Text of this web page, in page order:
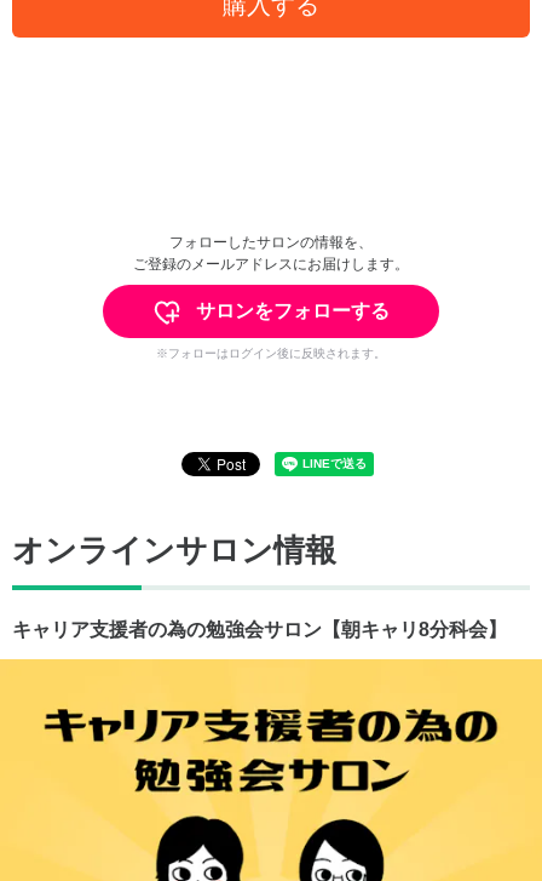
フォローしたサロンの情報を、
ご登録のメールアドレスにお届けします。
サロンをフォローする
※フォローはログイン後に反映されます。
オンラインサロン情報
キャリア支援者の為の勉強会サロン【朝キャリ8分科会】